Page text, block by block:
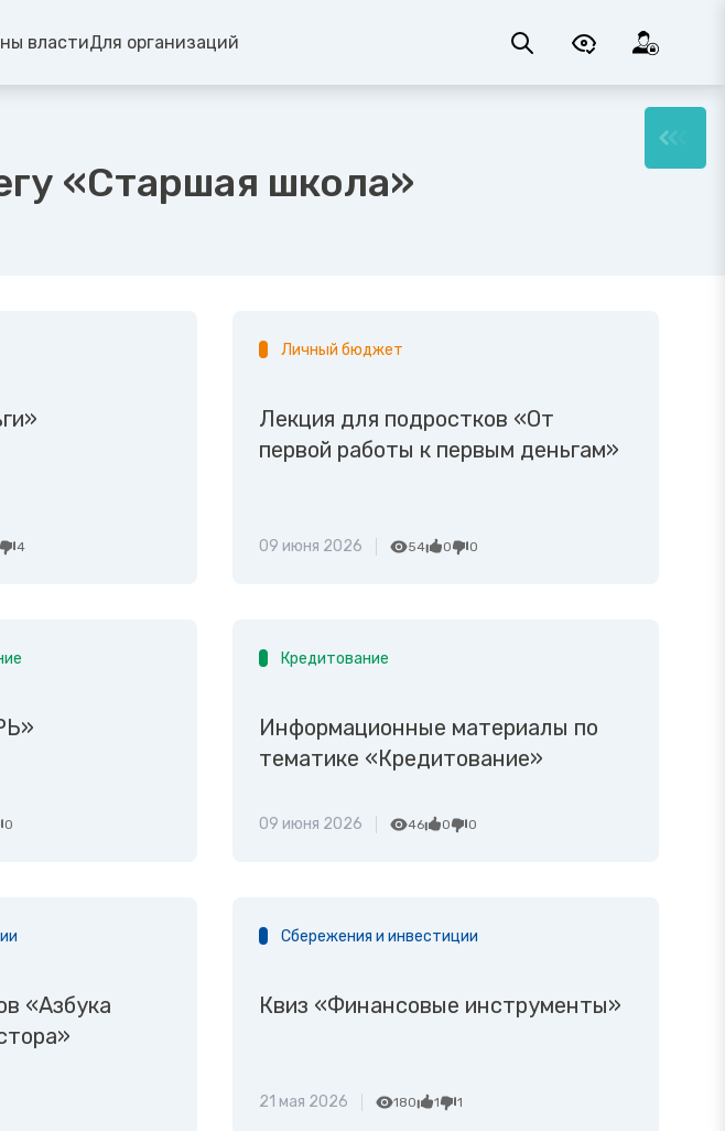
властиДля организаций
«Старшая школа»
4
Личный бюджет
Лекция для подростков «От
первой работы к первым деньгам»
09 июня 2026 54 0 0
0
Кредитование
Информационные материалы по
тематике «Кредитование»
09 июня 2026 46 0 0
«Азбука
Сбережения и инвестиции
Квиз «Финансовые инструменты»
21 мая 2026 180 1 1